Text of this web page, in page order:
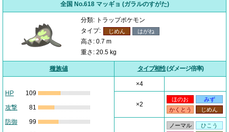
全国 No.618 マッギョ (ガラルのすがた)
分類: トラップポケモン
タイプ:
じめん はがね
高さ: 0.7 m
重さ: 20.5 kg
種族値 タイプ相性(ダメージ倍率)
HP
109
攻撃
81
防御
99
×4
×2
ほのお
みず
かくとう
じめん
ノーマル
ひこう